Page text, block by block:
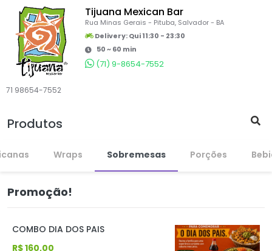
Tijuana Mexican Bar
Rua Minas Gerais - Pituba, Salvador - BA
Delivery:Qui 11:30 - 23:30
50 ~ 60 min
(71) 9-8654-7552
71 98654-7552
Produtos
Wraps Sobremesas Porções
Promoção!
COMBO DIA DOS PAIS
R$ 160,00